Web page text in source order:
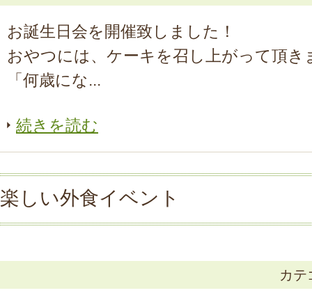
お誕生日会を開催致しました！
おやつには、ケーキを召し上がって頂き
「何歳にな...
続きを読む
楽しい外食イベント
カ